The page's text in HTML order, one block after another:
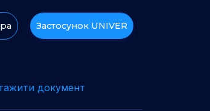
Застосунок UNIVER
документ